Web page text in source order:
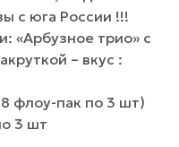
с юга России !!!
«Арбузное трио» с
– вкус :
флоу-пак по 3 шт)
3 шт